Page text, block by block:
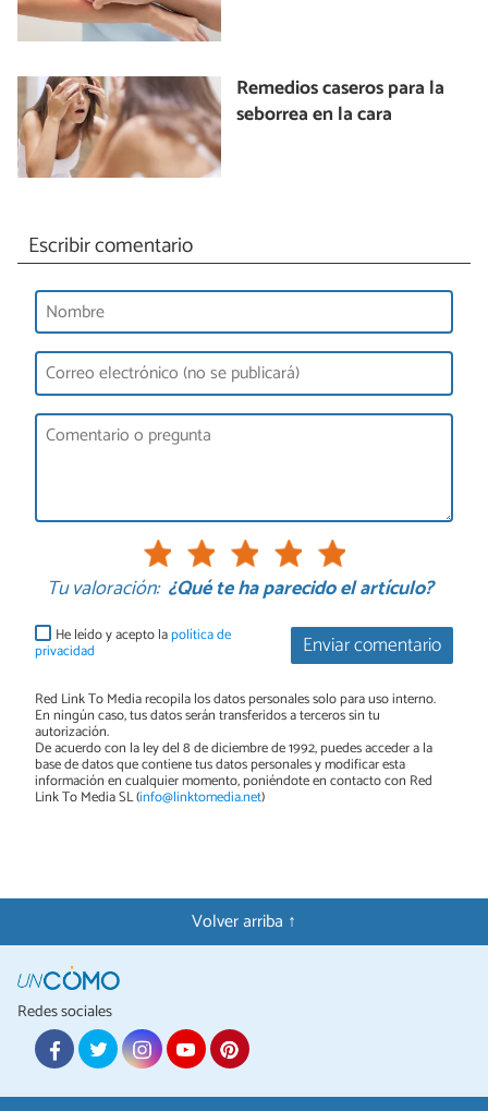
Remedios caseros para la
seborrea en la cara
Escribir comentario
Tu valoración: ¿Qué te ha parecido el artículo?
Enviar comentario
He leído y acepto lapolítica de
privacidad
Red Link To Media recopila los datos personales solo para uso interno.
En ningún caso, tus datos serán transferidos a terceros sin tu
autorización.
De acuerdo con la ley del 8 de diciembre de 1992, puedes acceder a la
base de datos que contiene tus datos personales y modificar esta
información en cualquier momento, poniéndote en contacto con Red
Link To Media SL (info@linktomedia.net)
Volver arriba ↑
Redes sociales